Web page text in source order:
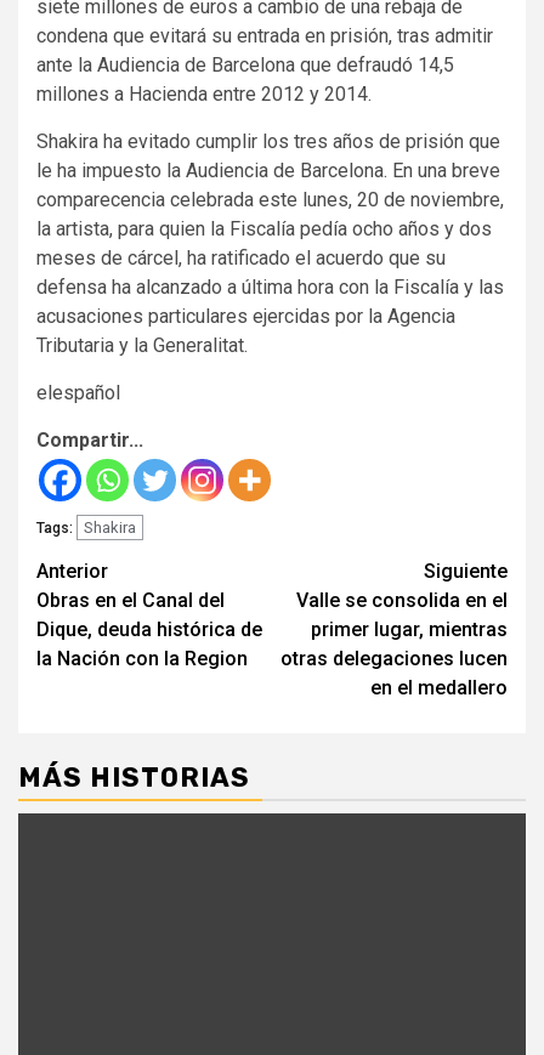
siete millones de euros a cambio de una rebaja de
condena que evitará su entrada en prisión, tras admitir
ante la Audiencia de Barcelona que defraudó 14,5
millones a Hacienda entre 2012 y 2014.
Shakira ha evitado cumplir los tres años de prisión que
le ha impuesto la Audiencia de Barcelona. En una breve
comparecencia celebrada este lunes, 20 de noviembre,
la artista, para quien la Fiscalía pedía ocho años y dos
meses de cárcel, ha ratificado el acuerdo que su
defensa ha alcanzado a última hora con la Fiscalía y las
acusaciones particulares ejercidas por la Agencia
Tributaria y la Generalitat.
elespañol
Compartir...
Tags: Shakira
Seguir
leyendo
Anterior
Obras en el Canal del
Dique, deuda histórica de
la Nación con la Region
Siguiente
Valle se consolida en el
primer lugar, mientras
otras delegaciones lucen
en el medallero
MÁS HISTORIAS